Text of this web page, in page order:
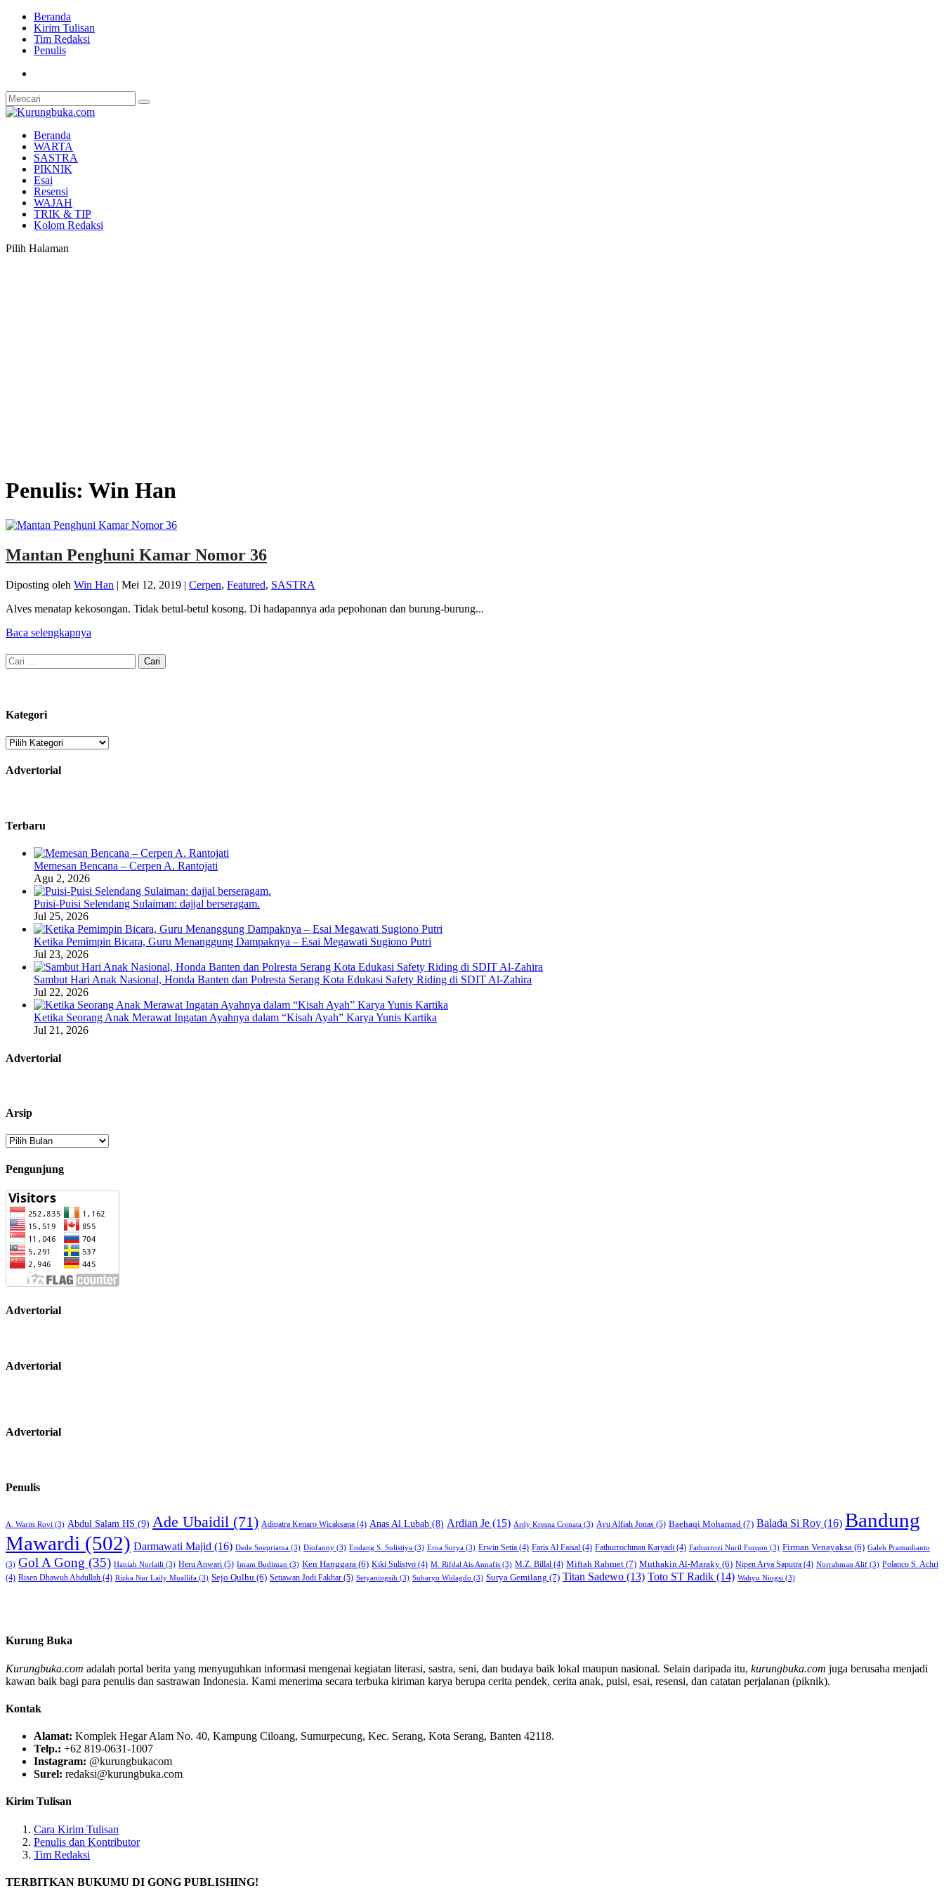
Beranda
Kirim Tulisan
Tim Redaksi
Penulis
Beranda
WARTA
SASTRA
PIKNIK
Esai
Resensi
WAJAH
TRIK & TIP
Kolom Redaksi
Pilih Halaman
Penulis: Win Han
Mantan Penghuni Kamar Nomor 36
Diposting oleh Win Han | Mei 12, 2019 | Cerpen, Featured, SASTRA
Alves menatap kekosongan. Tidak betul-betul kosong. Di hadapannya ada pepohonan dan burung-burung...
Baca selengkapnya
Cari
untuk:
Kategori
Kategori
Advertorial
Terbaru
Memesan Bencana – Cerpen A. Rantojati
Agu 2, 2026
Puisi-Puisi Selendang Sulaiman: dajjal berseragam.
Jul 25, 2026
Ketika Pemimpin Bicara, Guru Menanggung Dampaknya – Esai Megawati Sugiono Putri
Jul 23, 2026
Sambut Hari Anak Nasional, Honda Banten dan Polresta Serang Kota Edukasi Safety Riding di SDIT Al-Zahira
Jul 22, 2026
Ketika Seorang Anak Merawat Ingatan Ayahnya dalam “Kisah Ayah” Karya Yunis Kartika
Jul 21, 2026
Advertorial
Arsip
Arsip
Pengunjung
Advertorial
Advertorial
Advertorial
Penulis
A. Warits Rovi (3) Abdul Salam HS (9) Ade Ubaidil (71) Adipatra Kenaro Wicaksana (4) Anas Al Lubab (8) Ardian Je (15) Ardy Kresna Crenata (3) Ayu Alfiah Jonas (5) Baehaqi Mohamad (7) Balada Si Roy (16) Bandung
Mawardi (502) Darmawati Majid (16) Dede Soepriatna (3) Diofanny (3) Endang S. Sulistiya (3) Erna Surya (3) Erwin Setia (4) Faris Al Faisal (4) Fathurrochman Karyadi (4) Fathurrozi Nuril Furqon (3) Firman Venayaksa (6) Galeh Pramudianto
(3) Gol A Gong (35) Haniah Nurlaili (3) Heru Anwari (5) Imam Budiman (3) Ken Hanggara (6) Kiki Sulistyo (4) M. Rifdal Ais Annafis (3) M.Z. Billal (4) Miftah Rahmet (7) Muthakin Al-Maraky (6) Nipen Arya Saputra (4) Norrahman Alif (3) Polanco S. Achri
(4) Risen Dhawuh Abdullah (4) Rizka Nur Laily Muallifa (3) Sejo Qulhu (6) Setiawan Jodi Fakhar (5) Setyaningsih (3) Suharyo Widagdo (3) Surya Gemilang (7) Titan Sadewo (13) Toto ST Radik (14) Wahyu Ningsi (3)
Kurung Buka
Kurungbuka.com adalah portal berita yang menyuguhkan informasi mengenai kegiatan literasi, sastra, seni, dan budaya baik lokal maupun nasional. Selain daripada itu, kurungbuka.com juga berusaha menjadi
kawan baik bagi para penulis dan sastrawan Indonesia. Kami menerima secara terbuka kiriman karya berupa cerita pendek, cerita anak, puisi, esai, resensi, dan catatan perjalanan (piknik).
Kontak
Alamat: Komplek Hegar Alam No. 40, Kampung Ciloang, Sumurpecung, Kec. Serang, Kota Serang, Banten 42118.
Telp.: +62 819-0631-1007
Instagram: @kurungbukacom
Surel: redaksi@kurungbuka.com
Kirim Tulisan
Cara Kirim Tulisan
Penulis dan Kontributor
Tim Redaksi
TERBITKAN BUKUMU DI GONG PUBLISHING!